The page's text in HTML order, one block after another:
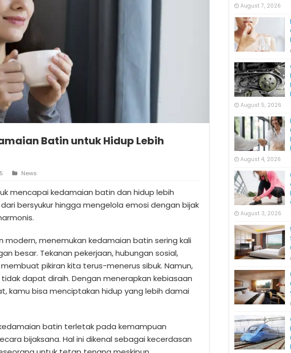
Batin untuk Hidup Lebih
News
mencapai kedamaian batin dan hidup lebih
dari bersyukur hingga mengelola emosi dengan bijak
modern, menemukan kedamaian batin sering kali
besar. Tekanan pekerjaan, hubungan sosial,
pikiran kita terus-menerus sibuk. Namun,
dapat diraih. Dengan menerapkan kebiasaan
kamu bisa menciptakan hidup yang lebih damai
batin terletak pada kemampuan
bijaksana. Hal ini dikenal sebagai kecerdasan
August 7, 2026
August 5, 2026
August 4, 2026
August 3, 2026